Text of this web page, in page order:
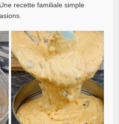
recette familiale simple